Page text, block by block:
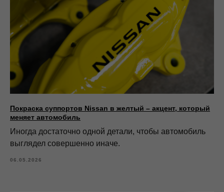
Покраска суппортов Nissan в желтый – акцент, который
меняет автомобиль
Иногда достаточно одной детали, чтобы автомобиль
выглядел совершенно иначе.
06.05.2026